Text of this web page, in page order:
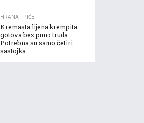
HRANA I PIĆE
Kremasta lijena krempita
gotova bez puno truda:
Potrebna su samo četiri
sastojka